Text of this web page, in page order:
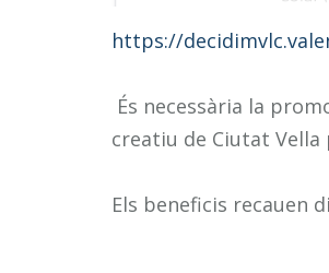
https://
És necessària la
creatiu de Ciutat Vella
Els beneficis recauen